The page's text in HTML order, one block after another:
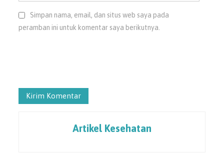
Simpan nama, email, dan situs web saya pada
peramban ini untuk komentar saya berikutnya.
Artikel Kesehatan